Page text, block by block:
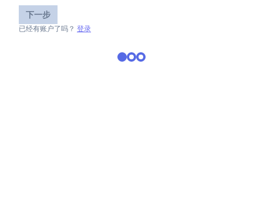
下一步
已经有账户了吗？ 登录